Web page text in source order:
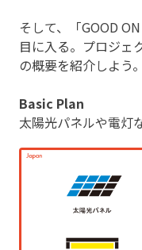
そして、「GOOD
目に入る。プロジェ
の概要を紹介しよう。
Basic Plan
太陽光パネルや電灯